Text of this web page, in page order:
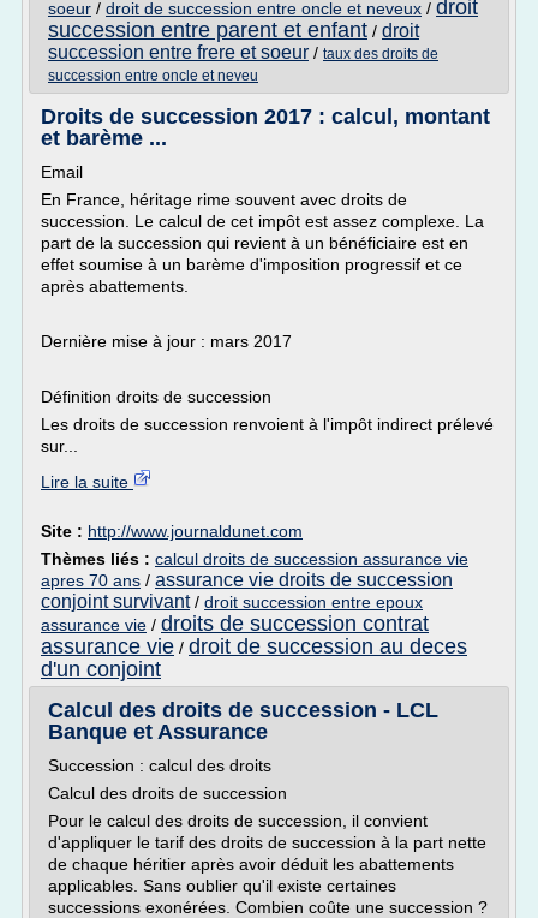
soeur / droit de succession entre oncle et neveux / droit
succession entre parent et enfant / droit
succession entre frere et soeur / taux des droits de
succession entre oncle et neveu
Droits de succession 2017 : calcul, montant
et barème ...
Email
En France, héritage rime souvent avec droits de
succession. Le calcul de cet impôt est assez complexe. La
part de la succession qui revient à un bénéficiaire est en
effet soumise à un barème d'imposition progressif et ce
après abattements.
Dernière mise à jour : mars 2017
Définition droits de succession
Les droits de succession renvoient à l'impôt indirect prélevé
sur...
Lire la suite
Site : http://www.journaldunet.com
Thèmes liés : calcul droits de succession assurance vie
apres 70 ans / assurance vie droits de succession
conjoint survivant/ droit succession entre epoux
assurance vie / droits de succession contrat
assurance vie / droit de succession au deces
d'un conjoint
Calcul des droits de succession - LCL
Banque et Assurance
Succession : calcul des droits
Calcul des droits de succession
Pour le calcul des droits de succession, il convient
d'appliquer le tarif des droits de succession à la part nette
de chaque héritier après avoir déduit les abattements
applicables. Sans oublier qu'il existe certaines
successions exonérées. Combien coûte une succession ?